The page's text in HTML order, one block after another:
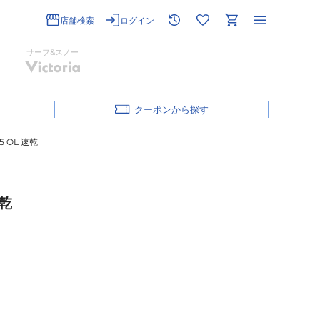
店舗検索 ログイン
サーフ&スノー
クーポン
OL 速乾